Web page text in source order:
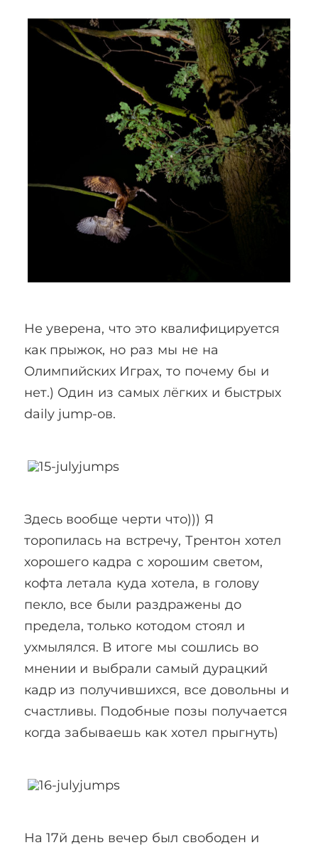
Не уверена, что это квалифицируется
как прыжок, но раз мы не на
Олимпийских Играх, то почему бы и
нет.) Один из самых лёгких и быстрых
daily jump-ов.
Здесь вообще черти что))) Я
торопилась на встречу, Трентон хотел
хорошего кадра с хорошим светом,
кофта летала куда хотела, в голову
пекло, все были раздражены до
предела, только котодом стоял и
ухмылялся. В итоге мы сошлись во
мнении и выбрали самый дурацкий
кадр из получившихся, все довольны и
счастливы. Подобные позы получается
когда забываешь как хотел прыгнуть)
На 17й день вечер был свободен и